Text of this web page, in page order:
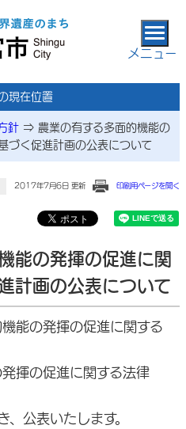
メニュー
現在位置
針⇒ 農業の有する多面的機能の
づく促進計画の公表について
2017年7月6日 更新 印刷用ページを開く
能の発揮の促進に関
計画の公表について
能の発揮の促進に関する
揮の促進に関する法律
公表いたします。